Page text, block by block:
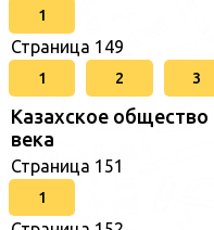
1
Страница 149
1 2 3
Казахское общество
века
Страница 151
1